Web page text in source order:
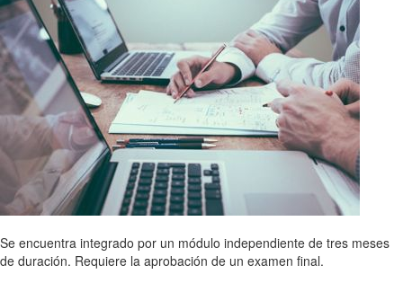
Se encuentra integrado por un módulo independiente de tres meses
de duración. Requiere la aprobación de un examen final.